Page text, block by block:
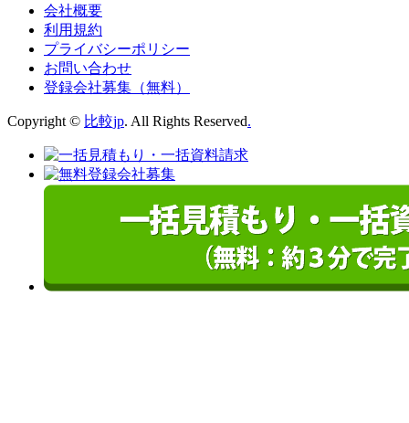
会社概要
利用規約
プライバシーポリシー
お問い合わせ
登録会社募集（無料）
Copyright © 比較jp. All Rights Reserved.